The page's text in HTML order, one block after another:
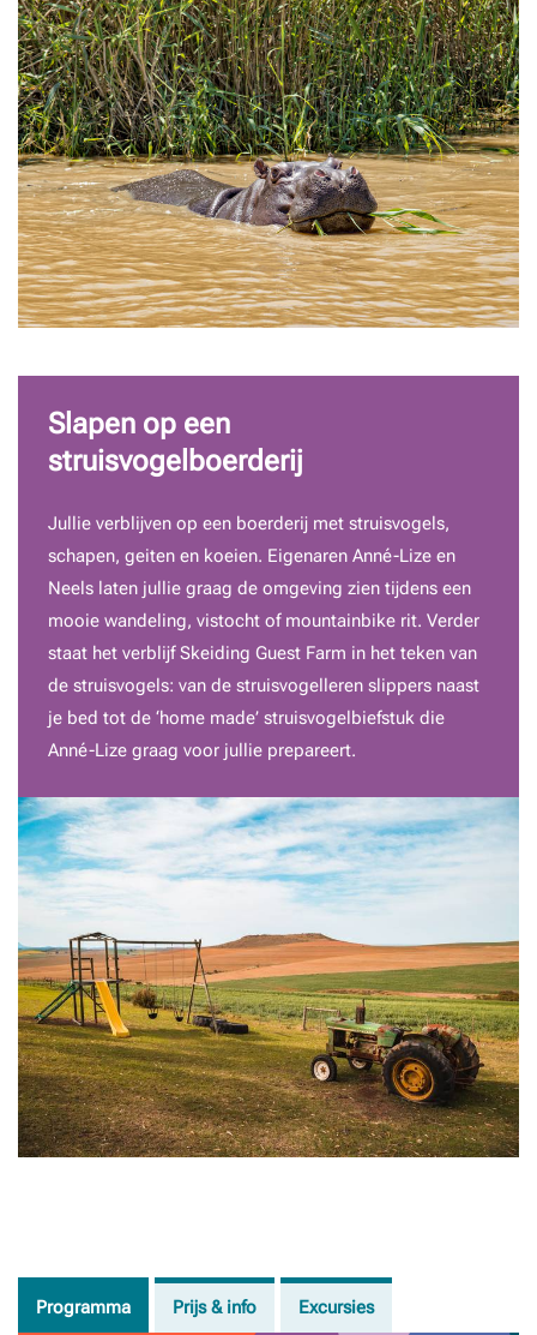
Slapen op een
struisvogelboerderij
Jullie verblijven op een boerderij met struisvogels,
schapen, geiten en koeien. Eigenaren Anné-Lize en
Neels laten jullie graag de omgeving zien tijdens een
mooie wandeling, vistocht of mountainbike rit. Verder
staat het verblijf Skeiding Guest Farm in het teken van
de struisvogels: van de struisvogelleren slippers naast
je bed tot de ‘home made’ struisvogelbiefstuk die
Anné-Lize graag voor jullie prepareert.
Programma Prijs & info Excursies